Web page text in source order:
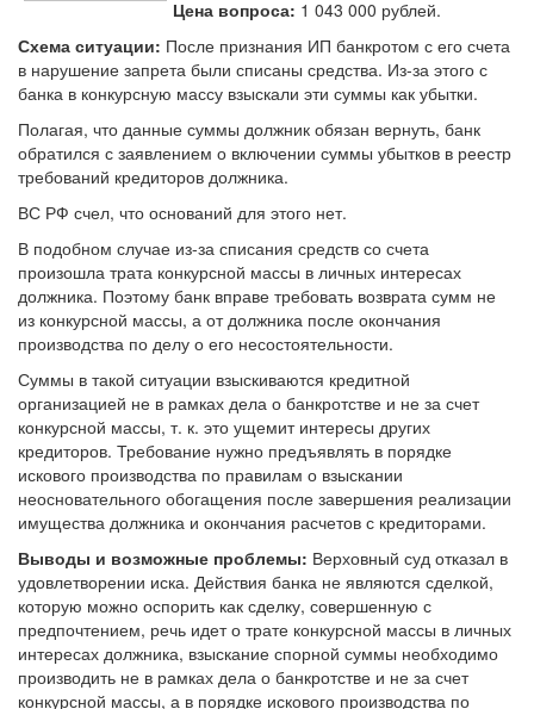
Цена вопроса: 1 043 000 рублей.
Схема ситуации: После признания ИП банкротом с его счета
в нарушение запрета были списаны средства. Из-за этого с
банка в конкурсную массу взыскали эти суммы как убытки.
Полагая, что данные суммы должник обязан вернуть, банк
обратился с заявлением о включении суммы убытков в реестр
требований кредиторов должника.
ВС РФ счел, что оснований для этого нет.
В подобном случае из-за списания средств со счета
произошла трата конкурсной массы в личных интересах
должника. Поэтому банк вправе требовать возврата сумм не
из конкурсной массы, а от должника после окончания
производства по делу о его несостоятельности.
Суммы в такой ситуации взыскиваются кредитной
организацией не в рамках дела о банкротстве и не за счет
конкурсной массы, т. к. это ущемит интересы других
кредиторов. Требование нужно предъявлять в порядке
искового производства по правилам о взыскании
неосновательного обогащения после завершения реализации
имущества должника и окончания расчетов с кредиторами.
Выводы и возможные проблемы: Верховный суд отказал в
удовлетворении иска. Действия банка не являются сделкой,
которую можно оспорить как сделку, совершенную с
предпочтением, речь идет о трате конкурсной массы в личных
интересах должника, взыскание спорной суммы необходимо
производить не в рамках дела о банкротстве и не за счет
конкурсной массы, а в порядке искового производства по